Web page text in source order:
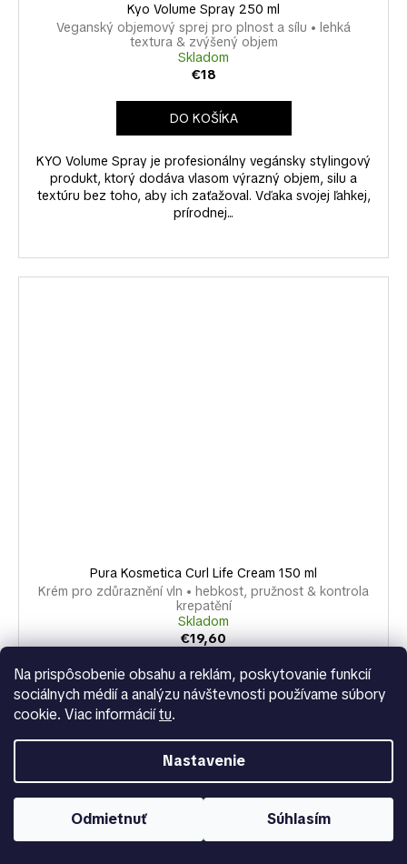
Na prispôsobenie obsahu a reklám, poskytovanie funkcií
sociálnych médií a analýzu návštevnosti používame súbory
cookie. Viac informáciítu.
Nastavenie
Odmietnuť Súhlasím
Kyo Volume Spray 250 ml
Veganský objemový sprej pro plnost a sílu • lehká
textura & zvýšený objem
Skladom
€18
DO KOŠÍKA
KYO Volume Spray je profesionálny vegánsky stylingový
produkt, ktorý dodáva vlasom výrazný objem, silu a
textúru bez toho, aby ich zaťažoval. Vďaka svojej ľahkej,
prírodnej...
Pura Kosmetica Curl Life Cream 150 ml
Krém pro zdůraznění vln • hebkost, pružnost & kontrola
krepatění
Skladom
€19,60
DO KOŠÍKA
PURA KOSMETICA Krém Curl Life na zvýraznenie vĺn je
profesionálny stylingový krém určený na definovanie,
zmäkčenie a dodanie lesku vlnité a kučeravé vlasy. Jeho